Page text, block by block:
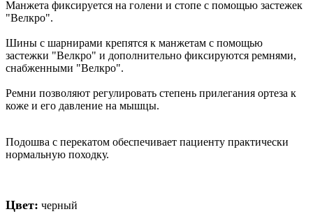
Манжета фиксируется на голени и стопе с помощью застежек
"Велкро".
Шины с шарнирами крепятся к манжетам с помощью
застежки "Велкро" и дополнительно фиксируются ремнями,
снабженными "Велкро".
Ремни позволяют регулировать степень прилегания ортеза к
коже и его давление на мышцы.
Подошва с перекатом обеспечивает пациенту практически
нормальную походку.
Цвет: черный